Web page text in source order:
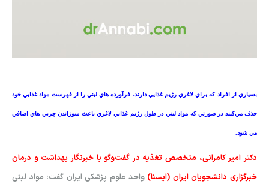
بسياري از افراد که براي لاغري رژيم غذايي دارند، فرآورده هاي لبني را از فهرست مواد غذايي خود
حذف مي‌کنند در صورتي که مواد لبني در طول رژيم غذايي لاغري باعث سوزاندن چربي هاي اضافي
مي شود.
دکتر امير کامراني، متخصص تغذيه در گفت‌وگو با خبرنگار بهداشت و درمان
خبرگزاري دانشجويان ايران (ايسنا) واحد علوم پزشکي ايران گفت: مواد لبني